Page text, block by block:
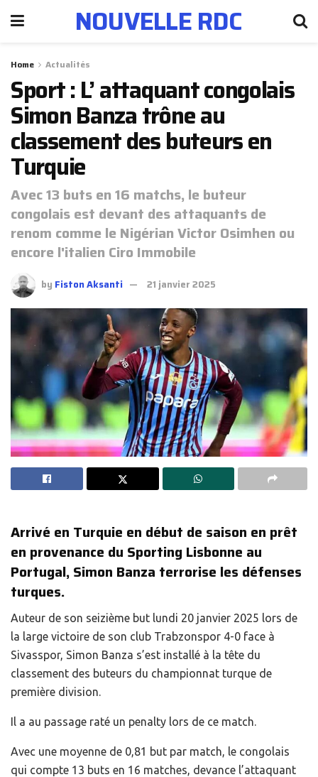
NOUVELLE RDC
Home Actualités
Sport : L’ attaquant congolais
Simon Banza trône au
classement des buteurs en
Turquie
Avec 13 buts en 16 matchs, le buteur
congolais est devant des attaquants de
renom comme le Nigérian Victor Osimhen ou
encore l'italien Ciro Immobile
by Fiston Aksanti 21 janvier 2025
Arrivé en Turquie en début de saison en prêt
en provenance du Sporting Lisbonne au
Portugal, Simon Banza terrorise les défenses
turques.
Auteur de son seizième but lundi 20 janvier 2025 lors de
la large victoire de son club Trabzonspor 4-0 face à
Sivasspor, Simon Banza s’est installé à la tête du
classement des buteurs du championnat turque de
première division.
Il a au passage raté un penalty lors de ce match.
Avec une moyenne de 0,81 but par match, le congolais
qui compte 13 buts en 16 matches, devance l’attaquant